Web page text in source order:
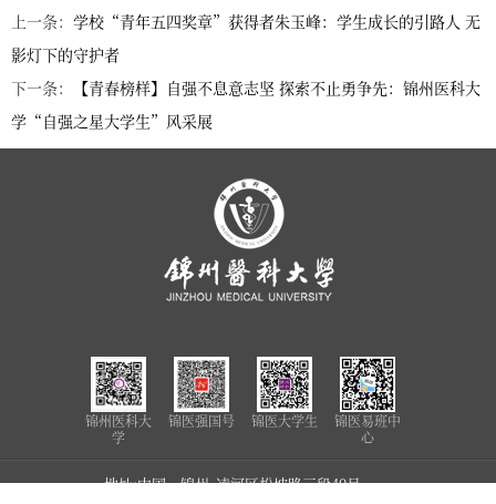
上一条： 学校“青年五四奖章”获得者朱玉峰：学生成长的引路人 无
影灯下的守护者
下一条：
【青春榜样】自强不息意志坚 探索不止勇争先：锦州医科大
学“自强之星大学生”风采展
锦州医科大
学
锦医强国号 锦医大学生
锦医易班中
心
地址:中国•锦州 凌河区松坡路三段40号